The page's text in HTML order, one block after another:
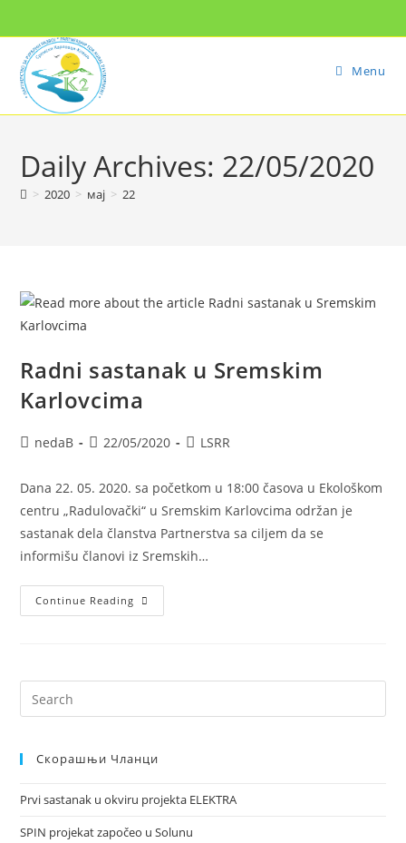
Menu
Daily Archives: 22/05/2020
> 2020 > мај > 22
Radni sastanak u Sremskim
Karlovcima
nedaB 22/05/2020 LSRR
Dana 22. 05. 2020. sa početkom u 18:00 časova u Ekološkom
centru „Radulovački“ u Sremskim Karlovcima održan je
sastanak dela članstva Partnerstva sa ciljem da se
informišu članovi iz Sremskih…
Continue Reading
Скорашњи Чланци
Prvi sastanak u okviru projekta ELEKTRA
SPIN projekat započeo u Solunu